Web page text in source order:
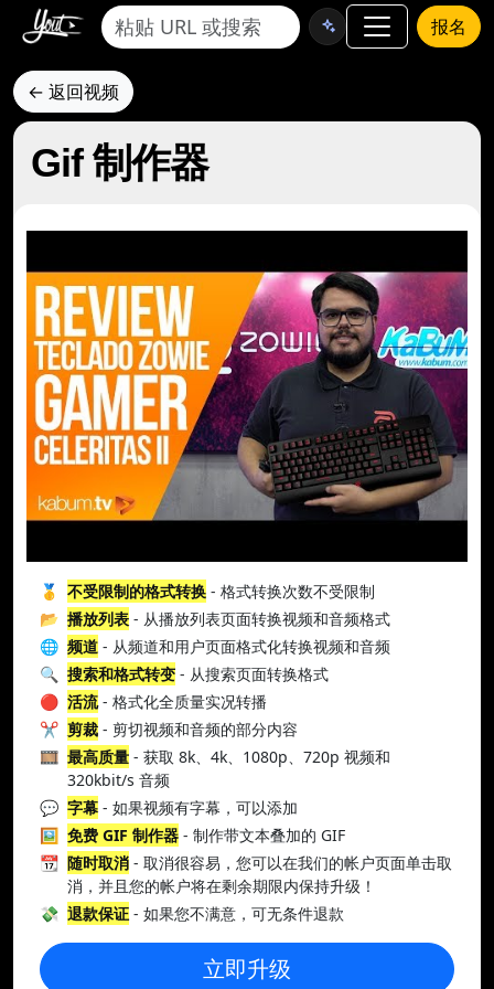
报名
← 返回视频
Gif 制作器
🥇 不受限制的格式转换 - 格式转换次数不受限制
📂 播放列表 - 从播放列表页面转换视频和音频格式
🌐 频道 - 从频道和用户页面格式化转换视频和音频
🔍 搜索和格式转变 - 从搜索页面转换格式
🔴 活流- 格式化全质量实况转播
✂️ 剪裁 - 剪切视频和音频的部分内容
🎞️ 最高质量 - 获取 8k、4k、1080p、720p 视频和
320kbit/s 音频
💬 字幕 - 如果视频有字幕，可以添加
🖼️ 免费 GIF 制作器 - 制作带文本叠加的 GIF
📆 随时取消 - 取消很容易，您可以在我们的帐户页面单击取
消，并且您的帐户将在剩余期限内保持升级！
💸 退款保证 - 如果您不满意，可无条件退款
立即升级